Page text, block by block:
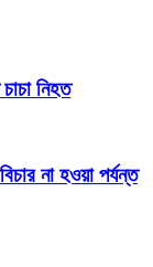
নিহত
না হওয়া পর্যন্ত